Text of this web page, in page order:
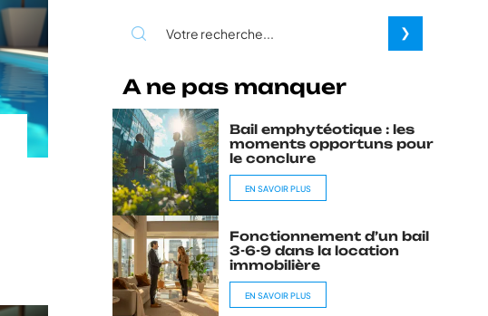
A ne pas manquer
Bail emphytéotique : les
moments opportuns pour
le conclure
EN SAVOIR PLUS
Fonctionnement d’un bail
3-6-9 dans la location
immobilière
EN SAVOIR PLUS